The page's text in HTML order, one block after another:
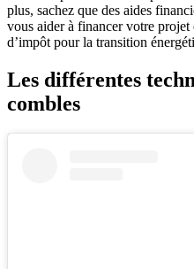
plus, sachez que des aides
vous aider à financer votre
d’impôt pour la transition
Les différentes
combles